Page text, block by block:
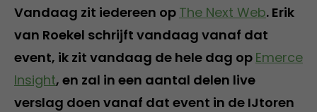
Vandaag zit iedereen op The Next Web. Erik
van Roekel schrijft vandaag vanaf dat
event, ik zit vandaag de hele dag op Emerce
Insight, en zal in een aantal delen live
verslag doen vanaf dat event in de IJtoren